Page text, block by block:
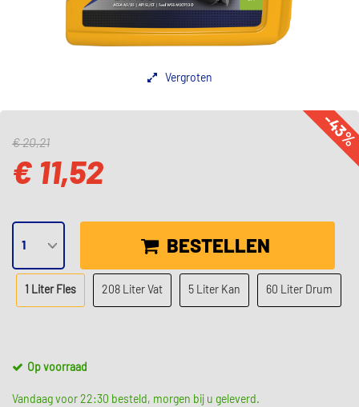
Vergroten
-
€ 20,21
€ 11,52
BESTELLEN
1 Liter Fles 208 Liter Vat 5 Liter Kan 60 Liter Drum
Op voorraad
Vandaag voor 22:30 besteld, morgen bij u geleverd.